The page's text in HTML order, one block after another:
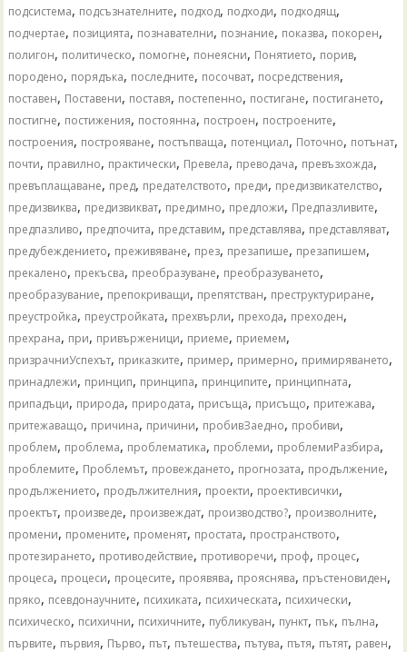
подсистема, подсъзнателните, подход, подходи, подходящ,
подчертае, позицията, познавателни, познание, показва, покорен,
полигон, политическо, помогне, понеясни, Понятието, порив,
породено, порядъка, последните, посочват, посредствения,
поставен, Поставени, поставя, постепенно, постигане, постигането,
постигне, постижения, постоянна, построен, построените,
построения, построяване, постъпваща, потенциал, Поточно, потънат,
почти, правилно, практически, Превела, преводача, превъзхожда,
превъплащаване, пред, предателството, преди, предизвикателство,
предизвиква, предизвикват, предимно, предложи, Предпазливите,
предпазливо, предпочита, представим, представлява, представляват,
предубеждението, преживяване, през, презапише, презапишем,
прекалено, прекъсва, преобразуване, преобразуването,
преобразувание, препокриващи, препятстван, преструктуриране,
преустройка, преустройката, прехвърли, прехода, преходен,
прехрана, при, привърженици, приеме, приемем,
призрачниУспехът, приказките, пример, примерно, примиряването,
принадлежи, принцип, принципа, принципите, принципната,
припадъци, природа, природата, присъща, присъщо, притежава,
притежаващо, причина, причини, пробивЗаедно, пробиви,
проблем, проблема, проблематика, проблеми, проблемиРазбира,
проблемите, Проблемът, провеждането, прогнозата, продължение,
продължението, продължителния, проекти, проективсички,
проектът, произведе, произвеждат, производство?, произволните,
промени, промените, променят, простата, пространството,
протезирането, противодействие, противоречи, проф, процес,
процеса, процеси, процесите, проявява, прояснява, пръстеновиден,
пряко, псевдонаучните, психиката, психическата, психически,
психическо, психични, психичните, публикуван, пункт, пък, пълна,
първите, първия, Първо, път, пътешества, пътува, пътя, пътят, равен,